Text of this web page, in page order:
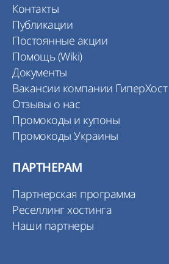
Контакты
Публикации
Постоянные акции
Помощь (Wiki)
Документы
Вакансии компании ГиперХост
Отзывы о нас
Промокоды и купоны
Промокоды Украины
ПАРТНЕРАМ
Партнерская программа
Реселлинг хостинга
Наши партнеры